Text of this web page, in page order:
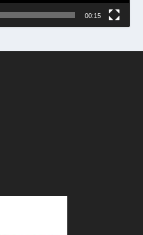
00:15